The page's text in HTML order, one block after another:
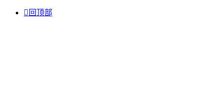
 回顶部